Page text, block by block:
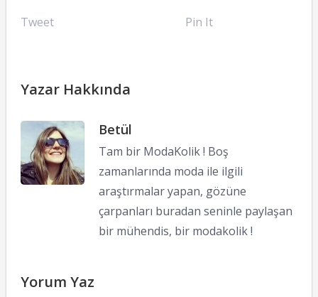
Tweet Pin It
Yazar Hakkında
Betül
Tam bir ModaKolik ! Boş
zamanlarında moda ile ilgili
araştırmalar yapan, gözüne
çarpanları buradan seninle paylaşan
bir mühendis, bir modakolik !
Yorum Yaz